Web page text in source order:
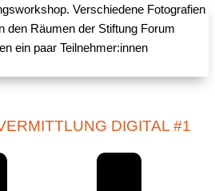
DIGITAL #1